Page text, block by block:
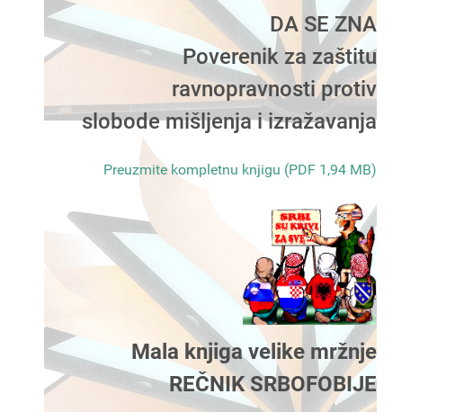
DA SE ZNA
Poverenik za zaštitu
ravnopravnosti protiv
slobode mišljenja i izražavanja
Preuzmite kompletnu knjigu (PDF 1,94 MB)
Mala knjiga velike mržnje
REČNIK SRBOFOBIJE